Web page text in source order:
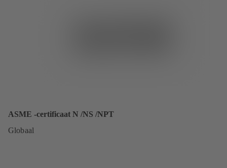
ASME -certificaat N /NS /NPT
Globaal